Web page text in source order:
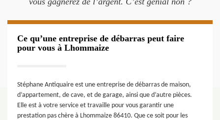
Ce qu’une entreprise de débarras peut faire
pour vous à Lhommaize
Stéphane Antiquaire est une entreprise de débarras de maison,
d’appartement, de cave, et de garage, ainsi que d’autre pièces.
Elle est à votre service et travaille pour vous garantir une
prestation pas chère à Lhommaize 86410. Que ce soit pour les